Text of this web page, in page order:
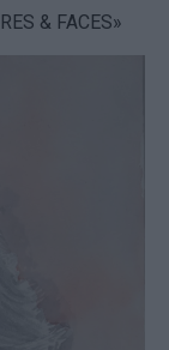
& FACES»